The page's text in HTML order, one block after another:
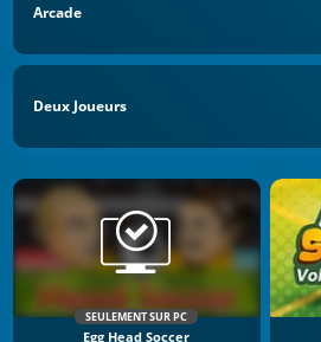
Arcade
Deux Joueurs
SEULEMENT SUR PC
Egg Head Soccer